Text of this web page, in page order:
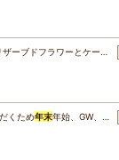
ザーブドフラワーとケー…
くため年末年始、GW、…